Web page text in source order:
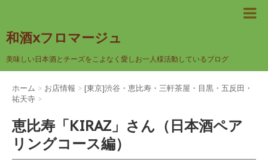
和酒xフロマージュ
美味しい日本酒とチーズをこよなく愛しお一人様活動しているブログ
ホーム > お店情報 > [東京]渋谷・恵比寿・三軒茶屋・目黒・五反田・
祐天寺 >
恵比寿「KIRAZ」さん（日本酒ペア
リングコース編）